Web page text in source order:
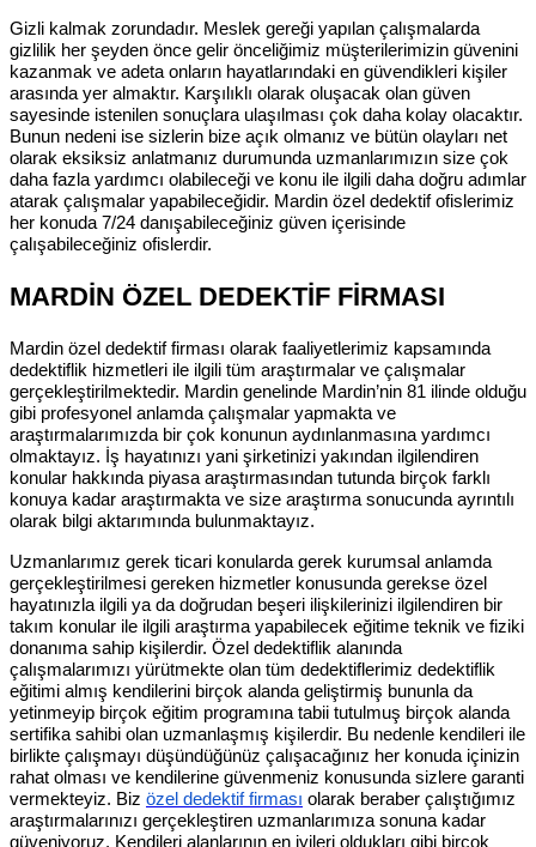
Gizli kalmak zorundadır. Meslek gereği yapılan çalışmalarda
gizlilik her şeyden önce gelir önceliğimiz müşterilerimizin güvenini
kazanmak ve adeta onların hayatlarındaki en güvendikleri kişiler
arasında yer almaktır. Karşılıklı olarak oluşacak olan güven
sayesinde istenilen sonuçlara ulaşılması çok daha kolay olacaktır.
Bunun nedeni ise sizlerin bize açık olmanız ve bütün olayları net
olarak eksiksiz anlatmanız durumunda uzmanlarımızın size çok
daha fazla yardımcı olabileceği ve konu ile ilgili daha doğru adımlar
atarak çalışmalar yapabileceğidir. Mardin özel dedektif ofislerimiz
her konuda 7/24 danışabileceğiniz güven içerisinde
çalışabileceğiniz ofislerdir.
MARDİN ÖZEL DEDEKTİF FİRMASI
Mardin özel dedektif firması olarak faaliyetlerimiz kapsamında
dedektiflik hizmetleri ile ilgili tüm araştırmalar ve çalışmalar
gerçekleştirilmektedir. Mardin genelinde Mardin’nin 81 ilinde olduğu
gibi profesyonel anlamda çalışmalar yapmakta ve
araştırmalarımızda bir çok konunun aydınlanmasına yardımcı
olmaktayız. İş hayatınızı yani şirketinizi yakından ilgilendiren
konular hakkında piyasa araştırmasından tutunda birçok farklı
konuya kadar araştırmakta ve size araştırma sonucunda ayrıntılı
olarak bilgi aktarımında bulunmaktayız.
Uzmanlarımız gerek ticari konularda gerek kurumsal anlamda
gerçekleştirilmesi gereken hizmetler konusunda gerekse özel
hayatınızla ilgili ya da doğrudan beşeri ilişkilerinizi ilgilendiren bir
takım konular ile ilgili araştırma yapabilecek eğitime teknik ve fiziki
donanıma sahip kişilerdir. Özel dedektiflik alanında
çalışmalarımızı yürütmekte olan tüm dedektiflerimiz dedektiflik
eğitimi almış kendilerini birçok alanda geliştirmiş bununla da
yetinmeyip birçok eğitim programına tabii tutulmuş birçok alanda
sertifika sahibi olan uzmanlaşmış kişilerdir. Bu nedenle kendileri ile
birlikte çalışmayı düşündüğünüz çalışacağınız her konuda içinizin
rahat olması ve kendilerine güvenmeniz konusunda sizlere garanti
vermekteyiz. Biz özel dedektif firması olarak beraber çalıştığımız
araştırmalarınızı gerçekleştiren uzmanlarımıza sonuna kadar
güveniyoruz. Kendileri alanlarının en iyileri oldukları gibi birçok